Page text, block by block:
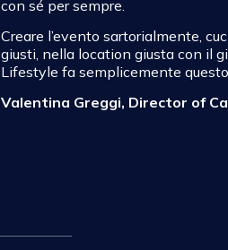
con sé per sempre.
Creare l’evento sartorialmente,
giusti, nella location giusta con il
Lifestyle fa semplicemente
Valentina Greggi, Director of